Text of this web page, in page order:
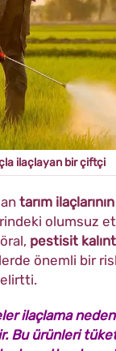
ilaçlayan bir çiftçi
tarım
olumsuz
pestisit
önemli bir
ilaçlama
Bu ürünleri